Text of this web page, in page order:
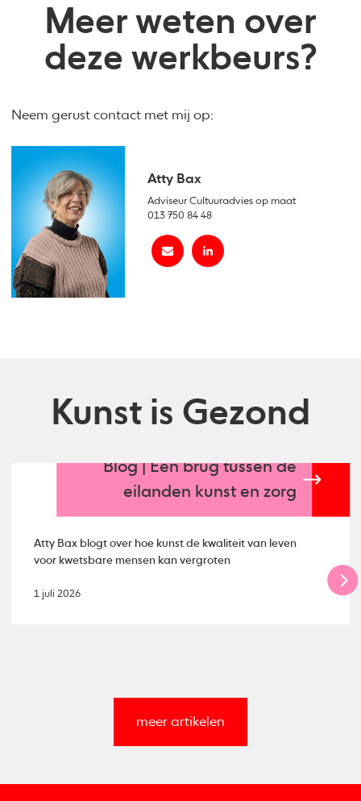
Meer weten over
deze werkbeurs?
Neem gerust contact met mij op:
Atty Bax
Adviseur Cultuuradvies op maat
013 750 84 48
Kunst is Gezond
Blog | Een brug tussen de
eilanden kunst en zorg
Atty Bax blogt over hoe kunst de kwaliteit van leven
voor kwetsbare mensen kan vergroten
1 juli 2026
meer artikelen